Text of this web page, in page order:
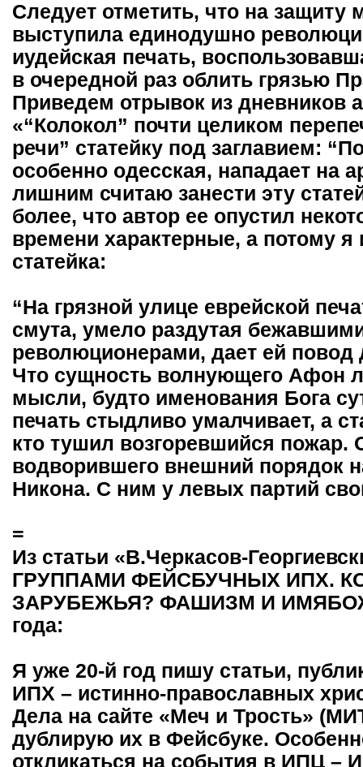
Следует отметить, что на защиту
выступила единодушно
иудейская печать,
в очередной раз облить грязью
Приведем отрывок из дневников
«“Колокол” почти целиком
речи” статейку под заглавием:
особенно одесская, нападает на
лишним считаю занести эту
более, что автор ее опустил
времени характерные, а потому
статейка:
“На грязной улице еврейской
смута, умело раздутая
революционерами, дает ей повод
Что сущность волнующего Афон
мысли, будто именования Бога
печать стыдливо умалчивает, а
кто тушил возгоревшийся пожар.
водворившего внешний порядок
Никона. С ним у левых партий
=
Из статьи «В.Черкасов-
ГРУППАМИ ФЕЙСБУЧНЫХ ИПХ.
ЗАРУБЕЖЬЯ? ФАШИЗМ И
года:
Я уже 20-й год пишу статьи,
ИПХ – истинно-православных
Дела на сайте «Меч и Трость»
дублирую их в Фейсбуке.
откликаться на события в ИПЦ –